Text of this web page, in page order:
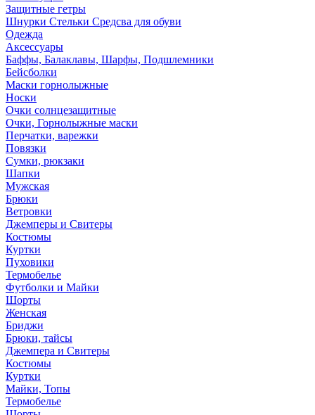
Защитные гетры
Шнурки Стельки Средсва для обуви
Одежда
Аксессуары
Баффы, Балаклавы, Шарфы, Подшлемники
Бейсболки
Маски горнолыжные
Носки
Очки солнцезащитные
Очки, Горнолыжные маски
Перчатки, варежки
Повязки
Сумки, рюкзаки
Шапки
Мужская
Брюки
Ветровки
Джемперы и Свитеры
Костюмы
Куртки
Пуховики
Термобелье
Футболки и Майки
Шорты
Женская
Бриджи
Брюки, тайсы
Джемпера и Свитеры
Костюмы
Куртки
Майки, Топы
Термобелье